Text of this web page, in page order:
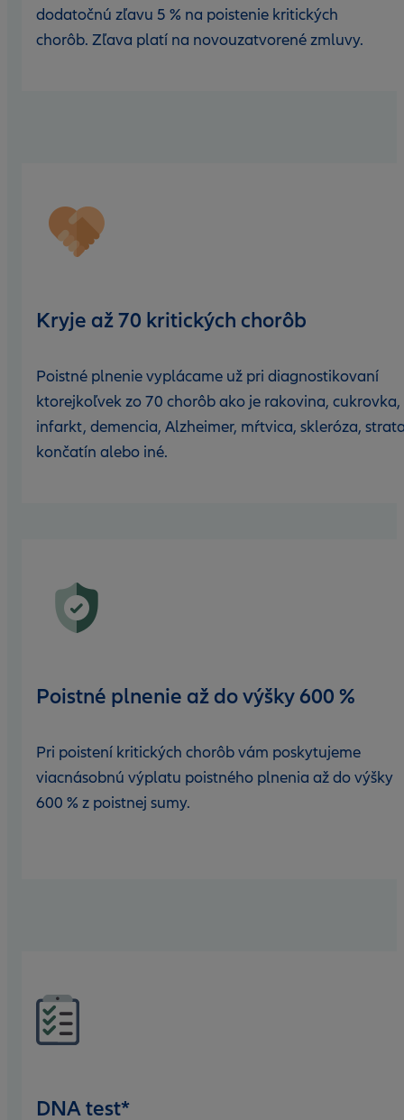
dodatočnú zľavu 5 % na poistenie kritických
chorôb. Zľava platí na novouzatvorené zmluvy.
Kryje až 70 kritických chorôb
Poistné plnenie vyplácame už pri diagnostikovaní
ktorejkoľvek zo 70 chorôb ako je rakovina, cukrovka,
infarkt, demencia, Alzheimer, mŕtvica, skleróza,
končatín alebo iné.
Poistné plnenie až do výšky 600 %
Pri poistení kritických chorôb vám poskytujeme
viacnásobnú výplatu poistného plnenia až do výšky
600 % z poistnej sumy.
DNA test*